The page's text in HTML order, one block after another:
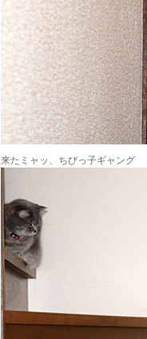
来たミャッ、ちびっ子ギャング